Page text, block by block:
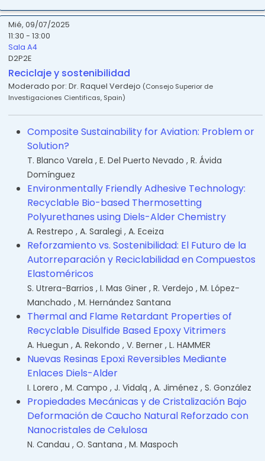
Mié, 09/07/2025
11:30 - 13:00
Sala A4
D2P2E
Reciclaje y sostenibilidad
Moderado por: Dr. Raquel Verdejo (Consejo Superior de
Investigaciones Cientificas, Spain)
Composite Sustainability for Aviation: Problem or
Solution?
T. Blanco Varela , E. Del Puerto Nevado , R. Ávida
Domínguez
Environmentally Friendly Adhesive Technology:
Recyclable Bio-based Thermosetting
Polyurethanes using Diels-Alder Chemistry
A. Restrepo , A. Saralegi , A. Eceiza
Reforzamiento vs. Sostenibilidad: El Futuro de la
Autorreparación y Reciclabilidad en Compuestos
Elastoméricos
S. Utrera-Barrios , I. Mas Giner , R. Verdejo , M. López-
Manchado , M. Hernández Santana
Thermal and Flame Retardant Properties of
Recyclable Disulfide Based Epoxy Vitrimers
A. Huegun , A. Rekondo , V. Berner , L. HAMMER
Nuevas Resinas Epoxi Reversibles Mediante
Enlaces Diels-Alder
I. Lorero , M. Campo , J. Vidalq , A. Jiménez , S. González
Propiedades Mecánicas y de Cristalización Bajo
Deformación de Caucho Natural Reforzado con
Nanocristales de Celulosa
N. Candau , O. Santana , M. Maspoch